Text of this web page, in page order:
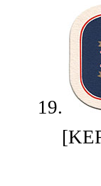
19.